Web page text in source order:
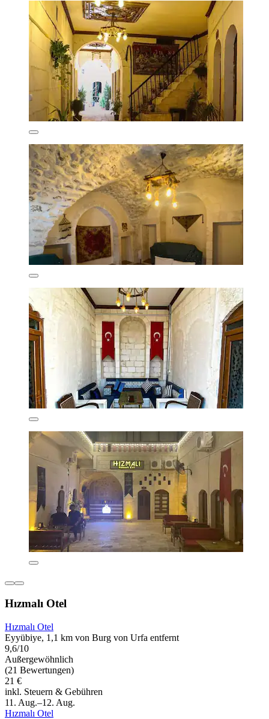
Hızmalı Otel
Hızmalı Otel
Eyyübiye, 1,1 km von Burg von Urfa entfernt
9,6/10
Außergewöhnlich
(21 Bewertungen)
21 €
inkl. Steuern & Gebühren
11. Aug.–12. Aug.
Hızmalı Otel